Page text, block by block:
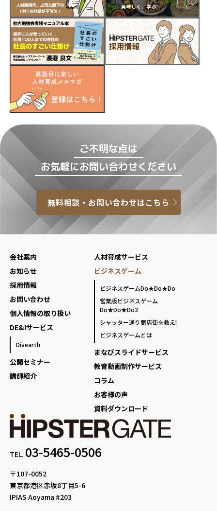
ご不明な点は
お気軽にお問い合わせください
無料相談・お問い合わせはこちら
TEL. 03-5465-0506
〒107-0052
東京都港区赤坂8丁目5-6
IPIAS Aoyama #203
会社案内
お知らせ
採用情報
お問い合わせ
個人情報の取り扱い
DE&Iサービス
Divearth
公開セミナー
講師紹介
人材育成サービス
ビジネスゲーム
ビジネスゲームDo★Do★Do
営業版ビジネスゲーム
Do★Do★Do2
シャッター通り商店街を救え!
ビジネスゲームとは
まなびスライドサービス
教育動画制作サービス
コラム
お客様の声
資料ダウンロード